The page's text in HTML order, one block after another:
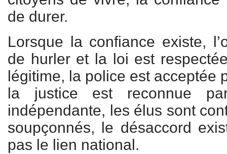
de durer.
Lorsque la confiance existe,
de hurler et la loi est
légitime, la police est acceptée
la justice est reconnue
indépendante, les élus sont
soupçonnés, le désaccord
pas le lien national.